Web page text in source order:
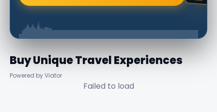
Buy Unique Travel Experiences
Powered by Viator
Failed to load